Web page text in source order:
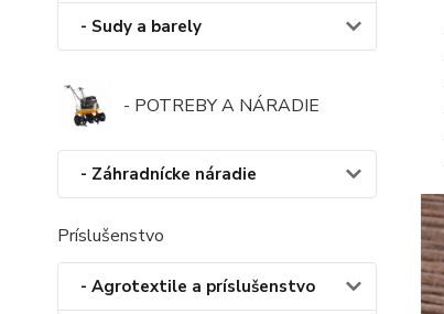
- Sudy a barely
- POTREBY A NÁRADIE
- Záhradnícke náradie
Príslušenstvo
- Agrotextile a príslušenstvo